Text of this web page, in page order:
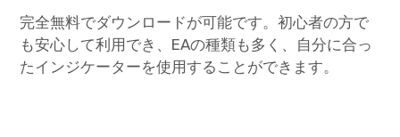
完全無料でダウンロードが可能です。初心者の方で
も安心して利用でき、EAの種類も多く、自分に合っ
たインジケーターを使用することができます。